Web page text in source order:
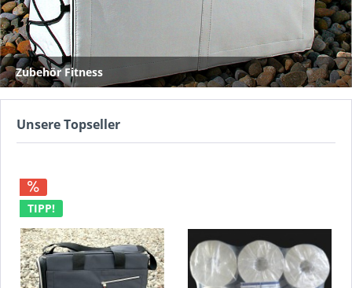
Zubehör Fitness
Unsere Topseller
TIPP!